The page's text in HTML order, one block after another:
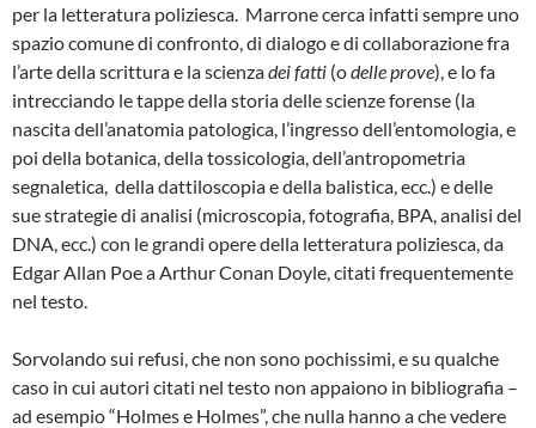
per la letteratura poliziesca. Marrone cerca infatti sempre uno
spazio comune di confronto, di dialogo e di collaborazione fra
l’arte della scrittura e la scienzadei fatti (odelle prove), e lo fa
intrecciando le tappe della storia delle scienze forense (la
nascita dell’anatomia patologica, l’ingresso dell’entomologia, e
poi della botanica, della tossicologia, dell’antropometria
segnaletica, della dattiloscopia e della balistica, ecc.) e delle
sue strategie di analisi (microscopia, fotografia, BPA, analisi del
DNA, ecc.) con le grandi opere della letteratura poliziesca, da
Edgar Allan Poe a Arthur Conan Doyle, citati frequentemente
nel testo.
Sorvolando sui refusi, che non sono pochissimi, e su qualche
caso in cui autori citati nel testo non appaiono in bibliografia –
ad esempio “Holmes e Holmes”, che nulla hanno a che vedere